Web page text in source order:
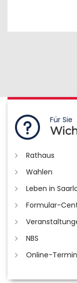
Für Sie
Rathaus
Wahlen
Leben in
Formular-
NBS
Online-